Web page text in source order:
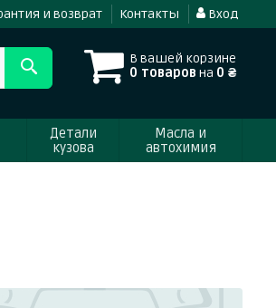
и возврат Контакты Вход
В вашей корзине
0 товаров на 0 ₴
Детали
кузова
Масла и
автохимия